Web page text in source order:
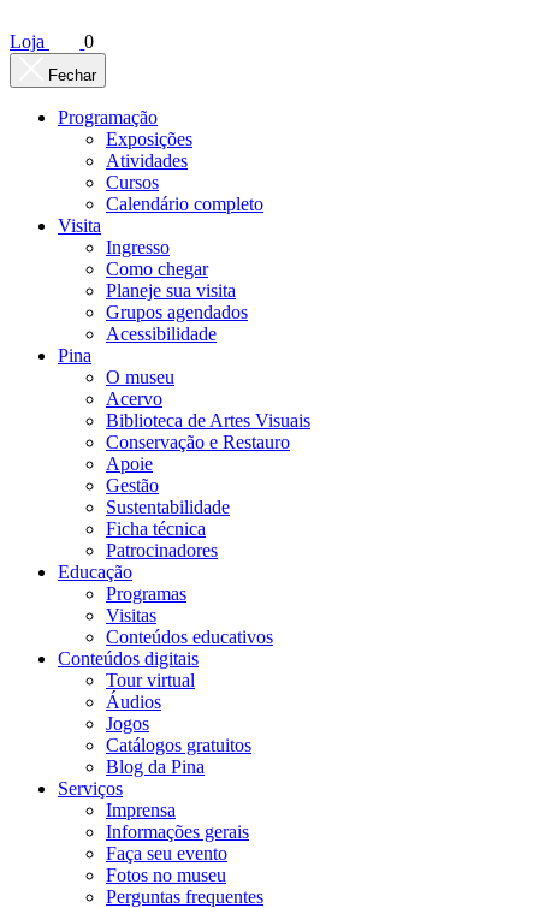
Loja 0
Fechar
Programação
Exposições
Atividades
Cursos
Calendário completo
Visita
Ingresso
Como chegar
Planeje sua visita
Grupos agendados
Acessibilidade
Pina
O museu
Acervo
Biblioteca de Artes Visuais
Conservação e Restauro
Apoie
Gestão
Sustentabilidade
Ficha técnica
Patrocinadores
Educação
Programas
Visitas
Conteúdos educativos​
Conteúdos digitais
Tour virtual
Áudios
Jogos
Catálogos gratuitos
Blog da Pina
Serviços
Imprensa
Informações gerais
Faça seu evento
Fotos no museu
Perguntas frequentes